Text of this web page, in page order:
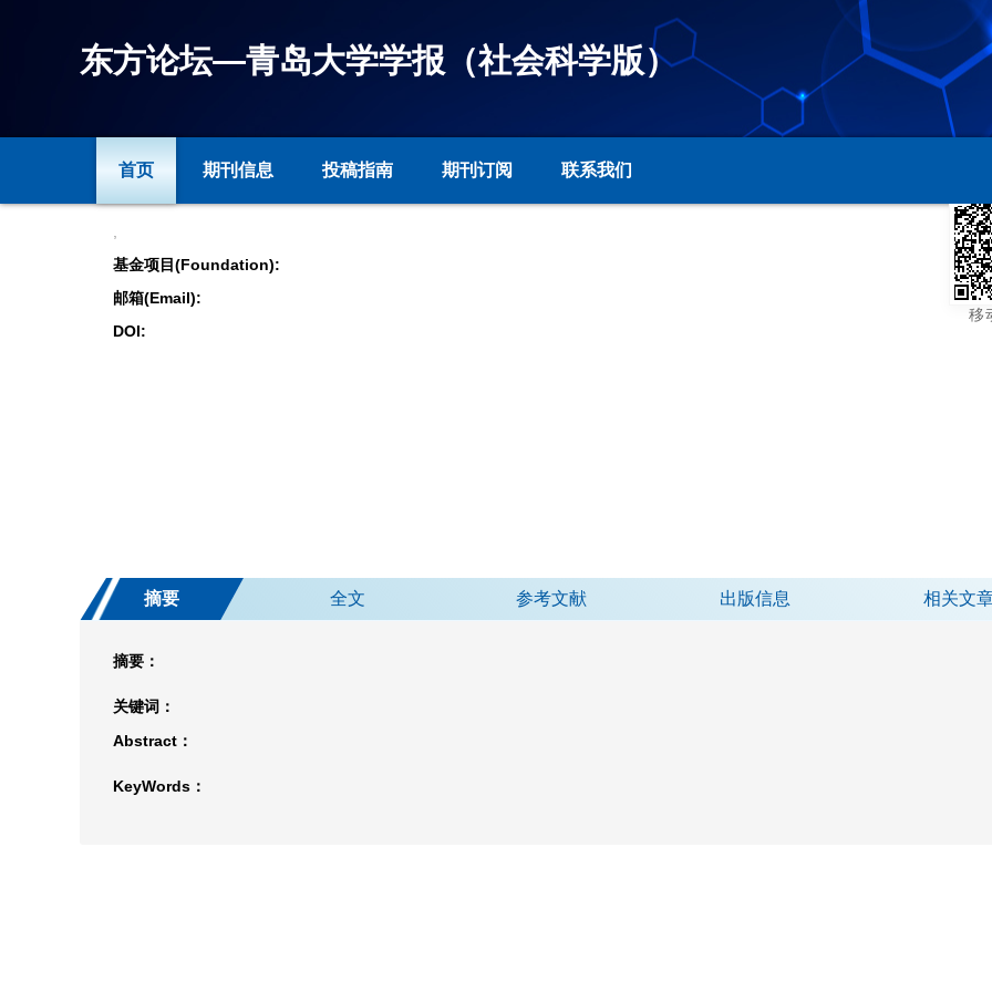
东方论坛—青岛大学学报（社会科学版）
首页 期刊信息 投稿指南 期刊订阅 联系我们
基金项目(Foundation):
邮箱(Email):
DOI:
移
摘要 全文 参考文献 出版信息 相关文
摘要：
关键词：
Abstract：
KeyWords：